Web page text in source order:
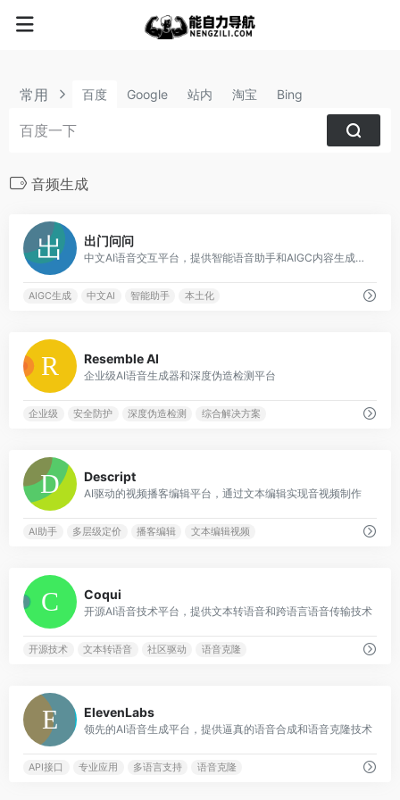
常用 百度 Google 站内 淘宝 Bing
音频生成
出门问问
中文AI语音交互平台，提供智能语音助手和AIGC内容生成服务
AIGC生成 中文AI 智能助手 本土化
Resemble AI
企业级AI语音生成器和深度伪造检测平台
企业级 安全防护 深度伪造检测 综合解决方案
Descript
AI驱动的视频播客编辑平台，通过文本编辑实现音视频制作
AI助手 多层级定价 播客编辑 文本编辑视频
Coqui
开源AI语音技术平台，提供文本转语音和跨语言语音传输技术
开源技术 文本转语音 社区驱动 语音克隆
ElevenLabs
领先的AI语音生成平台，提供逼真的语音合成和语音克隆技术
API接口 专业应用 多语言支持 语音克隆